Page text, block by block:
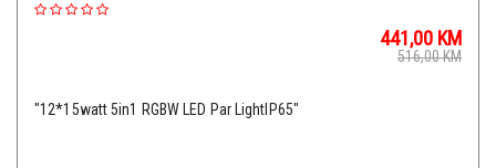
441,00 KM
516,00KM
"12*15watt 5in1 RGBW LED Par LightIP65"